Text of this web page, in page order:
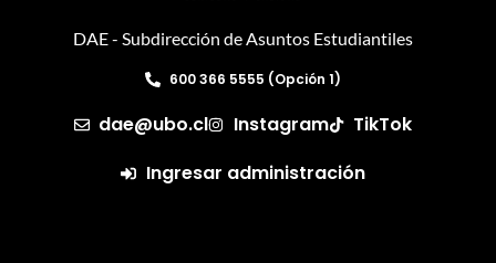
DAE - Subdirección de Asuntos Estudiantiles
600 366 5555 (Opción 1)
dae@ubo.cl Instagram
TikTok
Ingresar administración